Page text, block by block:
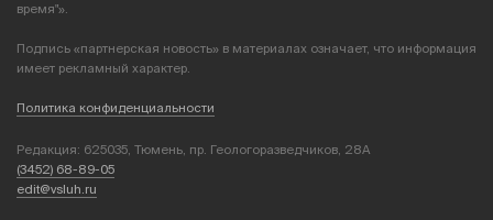
время"».
Подпись «партнерская новость» в материалах означает, что информация
имеет рекламный характер.
Политика конфиденциальности
Редакция: 625035, Тюмень, пр. Геологоразведчиков, 28А
(3452) 68-89-05
edit@vsluh.ru